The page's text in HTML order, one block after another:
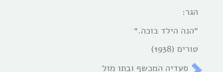
הגר:
״הנה הילד בוכה.״
טורים (1938)
סעדיה המכשף ובתו מזל